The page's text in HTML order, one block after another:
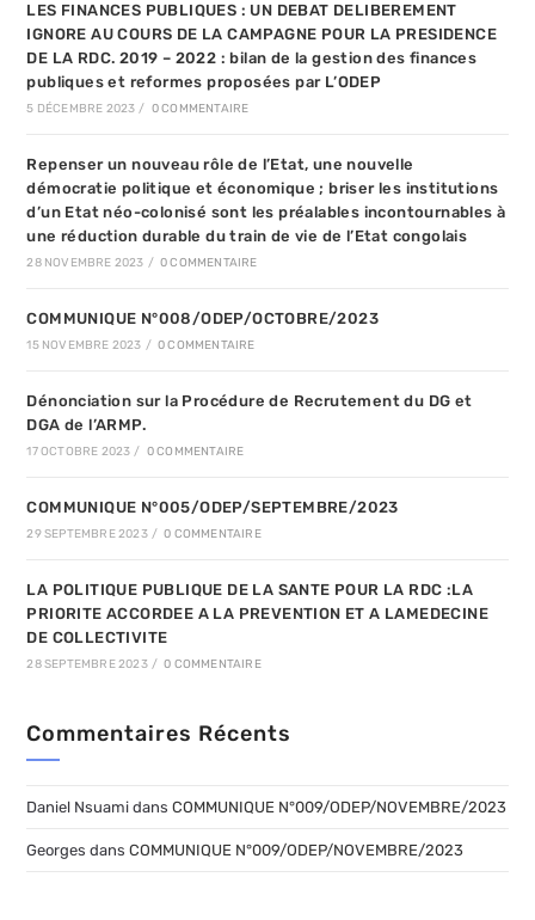
LES FINANCES PUBLIQUES : UN DEBAT DELIBEREMENT
IGNORE AU COURS DE LA CAMPAGNE POUR LA PRESIDENCE
DE LA RDC. 2019 – 2022 : bilan de la gestion des finances
publiques et reformes proposées par L’ODEP
5 DÉCEMBRE 2023 / 0 COMMENTAIRE
Repenser un nouveau rôle de l’Etat, une nouvelle
démocratie politique et économique ; briser les institutions
d’un Etat néo-colonisé sont les préalables incontournables à
une réduction durable du train de vie de l’Etat congolais
28 NOVEMBRE 2023 / 0 COMMENTAIRE
COMMUNIQUE N°008/ODEP/OCTOBRE/2023
15 NOVEMBRE 2023 / 0 COMMENTAIRE
Dénonciation sur la Procédure de Recrutement du DG et
DGA de l’ARMP.
17 OCTOBRE 2023 / 0 COMMENTAIRE
COMMUNIQUE N°005/ODEP/SEPTEMBRE/2023
29 SEPTEMBRE 2023 / 0 COMMENTAIRE
LA POLITIQUE PUBLIQUE DE LA SANTE POUR LA RDC :LA
PRIORITE ACCORDEE A LA PREVENTION ET A LAMEDECINE
DE COLLECTIVITE
28 SEPTEMBRE 2023 / 0 COMMENTAIRE
Commentaires Récents
Daniel Nsuami dansCOMMUNIQUE N°009/ODEP/NOVEMBRE/2023
Georges dansCOMMUNIQUE N°009/ODEP/NOVEMBRE/2023